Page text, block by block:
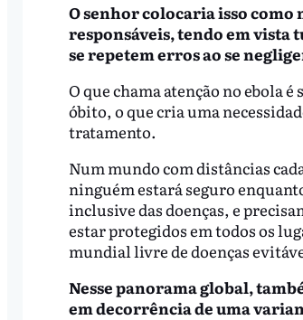
O senhor colocaria isso como
responsáveis, tendo em vista
se repetem erros ao se
O que chama atenção no ebola
óbito, o que cria uma
tratamento.
Num mundo com distâncias
ninguém estará seguro
inclusive das doenças, e
estar protegidos em todos os
mundial livre de doenças
Nesse panorama global,
em decorrência de uma